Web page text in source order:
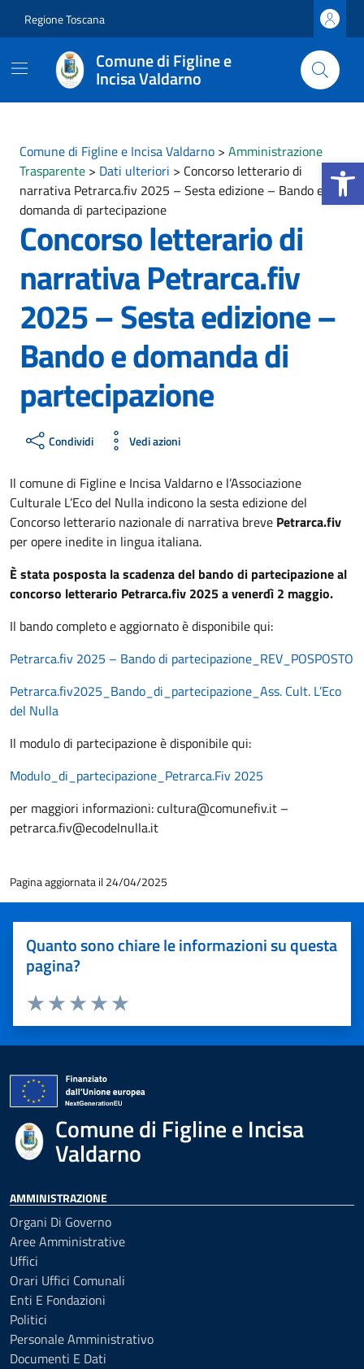
Apri la
Regione Toscana
Comune di Figline e
Incisa Valdarno
Comune di Figline e Incisa Valdarno > Amministrazione
Trasparente > Dati ulteriori > Concorso letterario di
narrativa Petrarca.fiv 2025 – Sesta edizione – Bando e
domanda di partecipazione
Concorso letterario di
narrativa Petrarca.fiv
2025 – Sesta edizione –
Bando e domanda di
partecipazione
Condividi Vedi azioni
Il comune di Figline e Incisa Valdarno e l’Associazione
Culturale L’Eco del Nulla indicono la sesta edizione del
Concorso letterario nazionale di narrativa breve Petrarca.fiv
per opere inedite in lingua italiana.
È stata posposta la scadenza del bando di partecipazione al
concorso letterario Petrarca.fiv 2025 a venerdì 2 maggio.
Il bando completo e aggiornato è disponibile qui:
Petrarca.fiv 2025 – Bando di partecipazione_REV_POSPOSTO
Petrarca.fiv2025_Bando_di_partecipazione_Ass. Cult. L’Eco
del Nulla
Il modulo di partecipazione è disponibile qui:
Modulo_di_partecipazione_Petrarca.Fiv 2025
per maggiori informazioni: cultura@comunefiv.it –
petrarca.fiv@ecodelnulla.it
Pagina aggiornata il 24/04/2025
Quanto sono chiare le informazioni su questa
pagina?
Valuta 5 stelle su 5
Valuta 4 stelle su 5
Valuta 3 stelle su 5
Valuta 2 stelle su 5
Valuta 1 stelle su 5
Comune di Figline e Incisa
Valdarno
AMMINISTRAZIONE
Organi Di Governo
Aree Amministrative
Uffici
Orari Uffici Comunali
Enti E Fondazioni
Politici
Personale Amministrativo
Documenti E Dati